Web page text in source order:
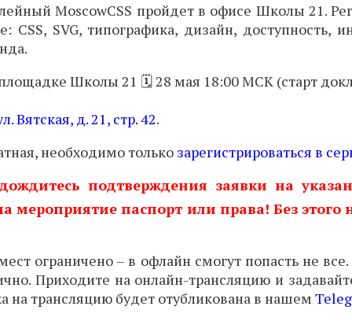
MoscowCSS пройдет в офисе Школы 21.
CSS, SVG, типографика, дизайн, доступность,
площадке Школы 21 🗓28 мая 18:00 МСК (старт
Вятская, д. 21, стр. 42.
необходимо только зарегистрироваться в
дождитесь подтверждения заявки на
мероприятие паспорт или права! Без этого
ограничено – в офлайн смогут попасть не
Приходите на онлайн-трансляцию и
на трансляцию будет отубликована в нашем